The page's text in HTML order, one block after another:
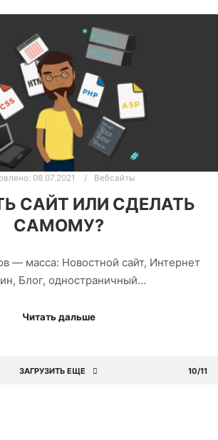
08.07.2021 Вебсайты
САЙТ ИЛИ СДЕЛАТЬ
САМОМУ?
— масса: Новостной сайт, Интернет
Блог, одностраничный…
Читать дальше
ЗАГРУЗИТЬ ЕЩЕ 10/11